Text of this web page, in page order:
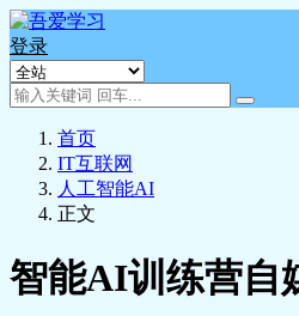
登录
首页
IT互联网
人工智能AI
正文
智能AI训练营自